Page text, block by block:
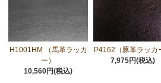
H1001HM （馬革ラッカ
ー）
10,560円(税込)
P4162（豚革ラッカ
7,975円(税込)